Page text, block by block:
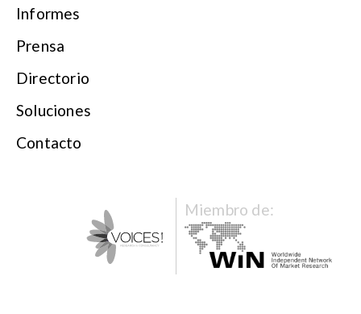
Informes
Prensa
Directorio
Soluciones
Contacto
Miembro de: